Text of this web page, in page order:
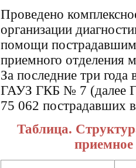
Проведено
организации
помощи
приемного отделения
За последние три
ГАУЗ ГКБ № 7 (далее
75 062 пострадавших
Таблица.